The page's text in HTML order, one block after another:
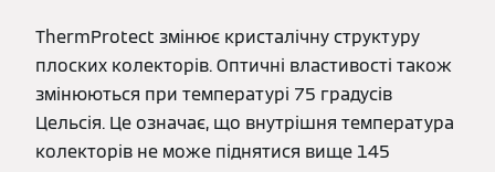
ThermProtect змінює кристалічну структуру
плоских колекторів. Оптичні властивості також
змінюються при температурі 75 градусів
Цельсія. Це означає, що внутрішня температура
колекторів не може піднятися вище 145